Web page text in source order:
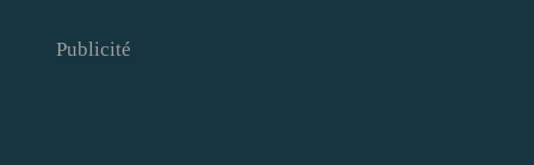
Publicité